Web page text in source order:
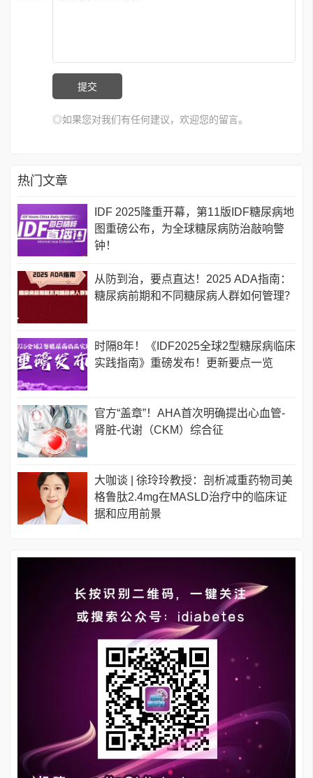
◎如果您对我们有任何建议，欢迎您的留言。
热门文章
IDF 2025隆重开幕，第11版IDF糖尿病地
图重磅公布，为全球糖尿病防治敲响警
钟！
从防到治，要点直达！2025 ADA指南：
糖尿病前期和不同糖尿病人群如何管理？
时隔8年！《IDF2025全球2型糖尿病临床
实践指南》重磅发布！更新要点一览
官方“盖章”！AHA首次明确提出心血管-
肾脏-代谢（CKM）综合征
大咖谈 | 徐玲玲教授：剖析减重药物司美
格鲁肽2.4mg在MASLD治疗中的临床证
据和应用前景